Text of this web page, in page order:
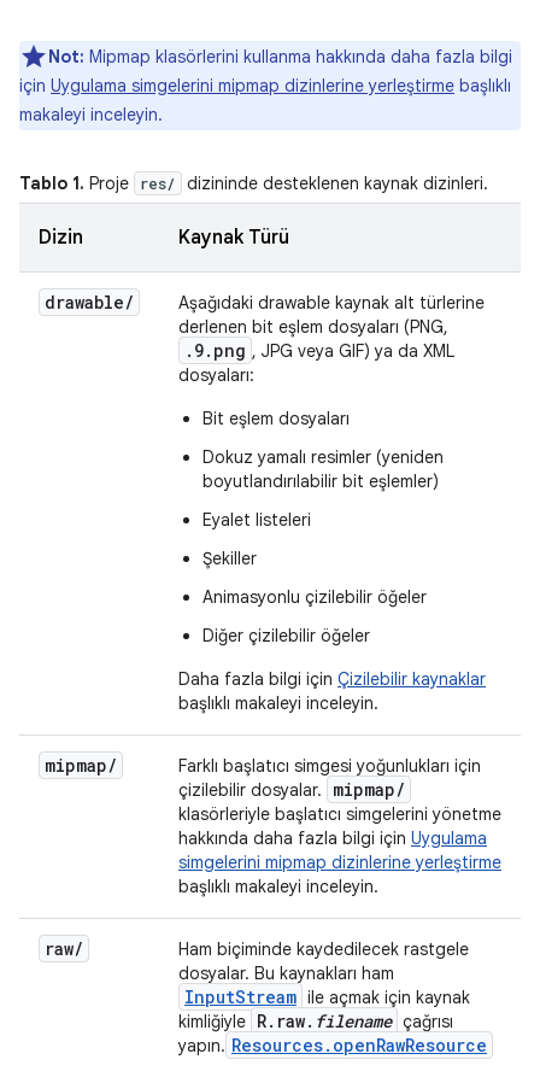
Not: Mipmap klasörlerini kullanma hakkında daha fazla bilgi
için Uygulama simgelerini mipmap dizinlerine yerleştirme başlıklı
makaleyi inceleyin.
Tablo 1. Proje res/ dizininde desteklenen kaynak dizinleri.
Dizin Kaynak Türü
drawable/
Aşağıdaki drawable kaynak alt türlerine
derlenen bit eşlem dosyaları (PNG,
.9.png , JPG veya GIF) ya da XML
dosyaları:
Bit eşlem dosyaları
Dokuz yamalı resimler (yeniden
boyutlandırılabilir bit eşlemler)
Eyalet listeleri
Şekiller
Animasyonlu çizilebilir öğeler
Diğer çizilebilir öğeler
Daha fazla bilgi için Çizilebilir kaynaklar
başlıklı makaleyi inceleyin.
mipmap/
Farklı başlatıcı simgesi yoğunlukları için
çizilebilir dosyalar.
mipmap/
klasörleriyle başlatıcı simgelerini yönetme
hakkında daha fazla bilgi için Uygulama
simgelerini mipmap dizinlerine yerleştirme
başlıklı makaleyi inceleyin.
raw/
Ham biçiminde kaydedilecek rastgele
dosyalar. Bu kaynakları ham
InputStream ile açmak için kaynak
kimliğiyle R.raw. filename çağrısı
yapın. Resources.openRawResource